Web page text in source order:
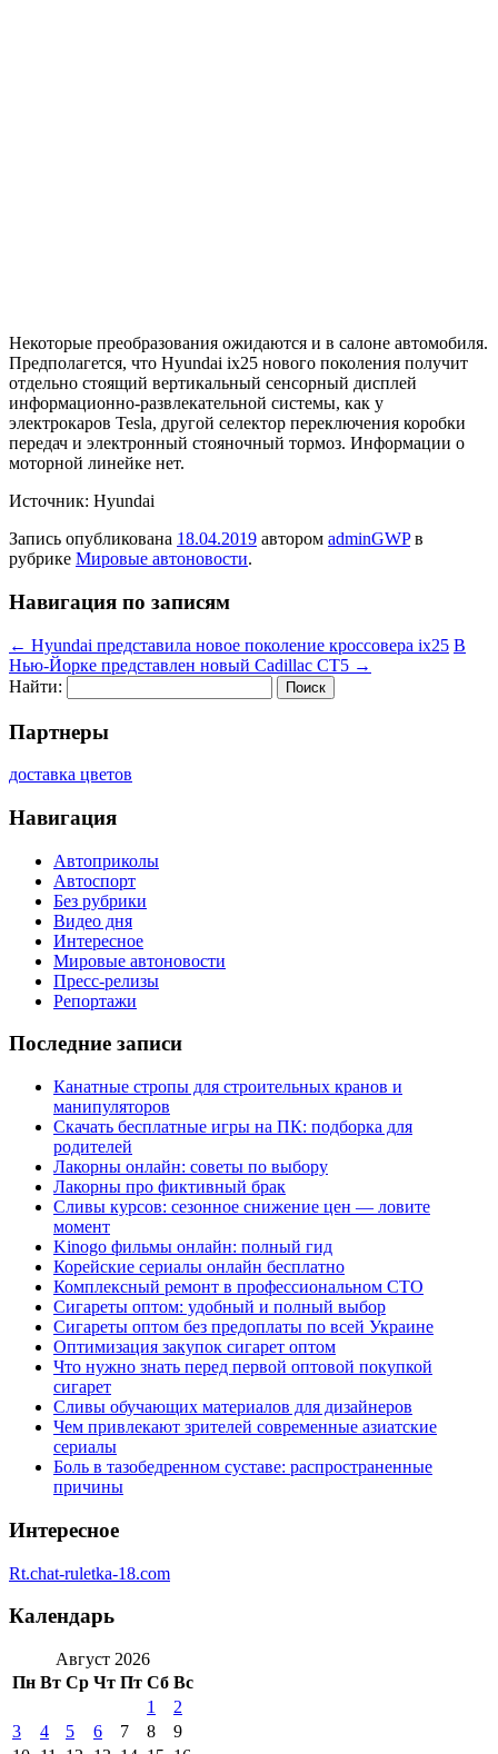
Некоторые преобразования ожидаются и в салоне автомобиля.
Предполагется, что Hyundai ix25 нового поколения получит
отдельно стоящий вертикальный сенсорный дисплей
информационно-развлекательной системы, как у
электрокаров Tesla, другой селектор переключения коробки
передач и электронный стояночный тормоз. Информации о
моторной линейке нет.
Источник: Hyundai
Запись опубликована 18.04.2019 автором adminGWPв
рубрике Мировые автоновости.
Навигация по записям
← Hyundai представила новое поколение кроссовера ix25 В
Нью-Йорке представлен новый Cadillac CT5 →
Найти:
Партнеры
доставка цветов
Навигация
Автоприколы
Автоспорт
Без рубрики
Видео дня
Интересное
Мировые автоновости
Пресс-релизы
Репортажи
Последние записи
Канатные стропы для строительных кранов и
манипуляторов
Скачать бесплатные игры на ПК: подборка для
родителей
Лакорны онлайн: советы по выбору
Лакорны про фиктивный брак
Сливы курсов: сезонное снижение цен — ловите
момент
Kinogo фильмы онлайн: полный гид
Корейские сериалы онлайн бесплатно
Комплексный ремонт в профессиональном СТО
Сигареты оптом: удобный и полный выбор
Сигареты оптом без предоплаты по всей Украине
Оптимизация закупок сигарет оптом
Что нужно знать перед первой оптовой покупкой
сигарет
Сливы обучающих материалов для дизайнеров
Чем привлекают зрителей современные азиатские
сериалы
Боль в тазобедренном суставе: распространенные
причины
Интересное
Rt.chat-ruletka-18.com
Календарь
Август 2026
Пн Вт Ср Чт Пт Сб Вс
1
2
3
4 5 6 7 8
9